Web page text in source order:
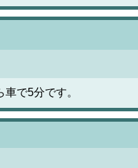
で5分です。